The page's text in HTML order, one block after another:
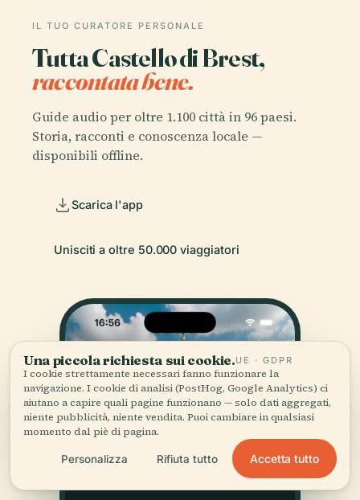
IL TUO CURATORE PERSONALE
Tutta Castello di Brest,
raccontata bene.
Guide audio per oltre 1.100 città in 96 paesi.
Storia, racconti e conoscenza locale —
disponibili offline.
Scarica l'app
Unisciti a oltre 50.000 viaggiatori
Una piccola richiesta sui cookie.UE · GDPR
I cookie strettamente necessari fanno funzionare la
navigazione. I cookie di analisi (PostHog, Google Analytics) ci
aiutano a capire quali pagine funzionano — solo dati aggregati,
niente pubblicità, niente vendita. Puoi cambiare in qualsiasi
momento dal piè di pagina.
Personalizza Rifiuta tutto Accetta tutto